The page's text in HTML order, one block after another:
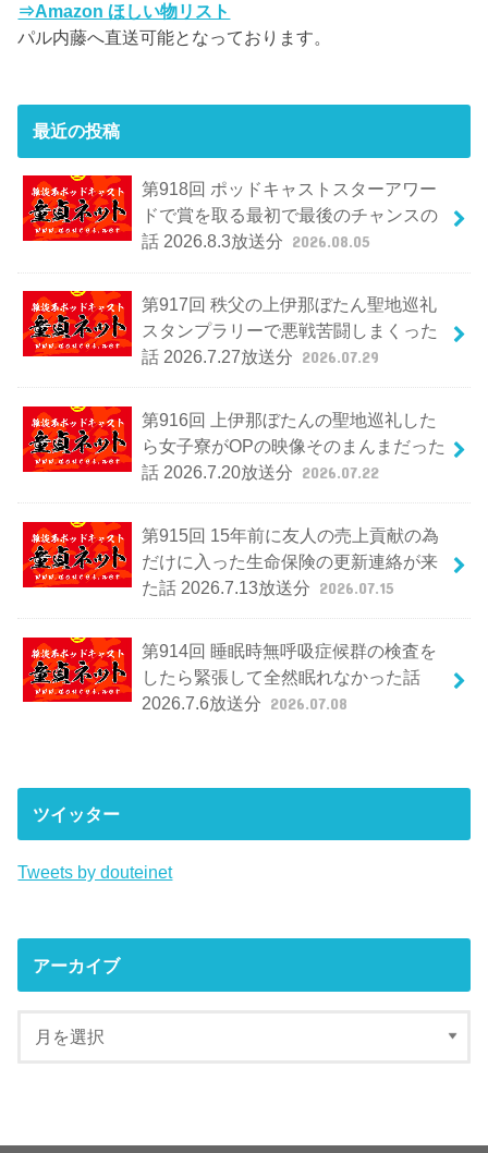
⇒Amazon ほしい物リスト
パル内藤へ直送可能となっております。
最近の投稿
第918回 ポッドキャストスターアワー
ドで賞を取る最初で最後のチャンスの
話 2026.8.3放送分 2026.08.05
第917回 秩父の上伊那ぼたん聖地巡礼
スタンプラリーで悪戦苦闘しまくった
話 2026.7.27放送分 2026.07.29
第916回 上伊那ぼたんの聖地巡礼した
ら女子寮がOPの映像そのまんまだった
話 2026.7.20放送分 2026.07.22
第915回 15年前に友人の売上貢献の為
だけに入った生命保険の更新連絡が来
た話 2026.7.13放送分 2026.07.15
第914回 睡眠時無呼吸症候群の検査を
したら緊張して全然眠れなかった話
2026.7.6放送分 2026.07.08
ツイッター
Tweets by douteinet
アーカイブ